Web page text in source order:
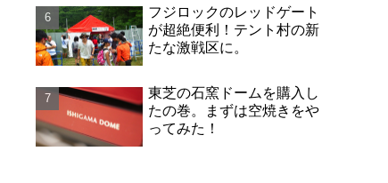
フジロックのレッドゲート
が超絶便利！テント村の新
たな激戦区に。
東芝の石窯ドームを購入し
たの巻。まずは空焼きをや
ってみた！